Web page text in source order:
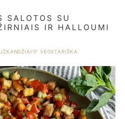
SALOTOS SU
IR HALLOUMI
UŽKANDŽIAI ♡ VEGETARIŠKA